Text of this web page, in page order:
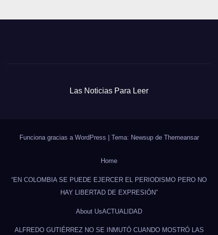
Las Noticias Para Leer
Funciona gracias a WordPress | Tema: Newsup de Themeansar
Home
“EN COLOMBIA SE PUEDE EJERCER EL PERIODISMO PERO NO
HAY LIBERTAD DE EXPRESIÓN”
About UsACTUALIDAD
ALFREDO GUTIÉRREZ NO SE INMUTÓ CUANDO MOSTRÓ LAS